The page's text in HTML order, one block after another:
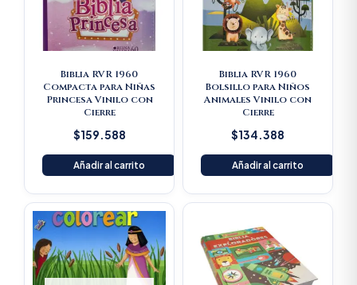
Biblia RVR 1960
Compacta para Niñas
Princesa Vinilo con
Cierre
$159.588
Añadir al carrito
Biblia RVR 1960
Bolsillo para Niños
Animales Vinilo con
Cierre
$134.388
Añadir al carrito
price
was:
$161.500.
Current